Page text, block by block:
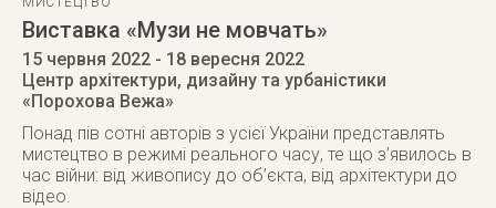
Виставка «Музи не мовчать»
15 червня 2022 - 18 вересня 2022
Центр архітектури, дизайну та урбаністики
«Порохова Вежа»
Понад пів сотні авторів з усієї України представлять
мистецтво в режимі реального часу, те що з’явилось в
час війни: від живопису до об’єкта, від архітектури до
відео.